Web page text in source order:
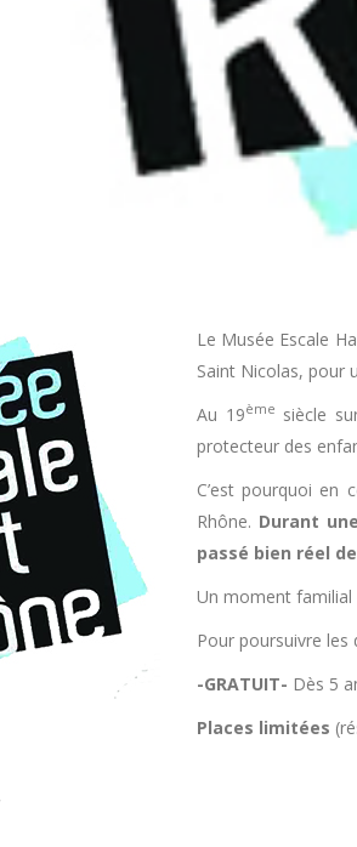
Le Musée Escale
Saint Nicolas, pour
Au 19ème siècle
protecteur des
C’est pourquoi en
Rhône. Durant
passé bien réel
Un moment familial
Pour poursuivre les
-GRATUIT- Dès 5
Places limitées